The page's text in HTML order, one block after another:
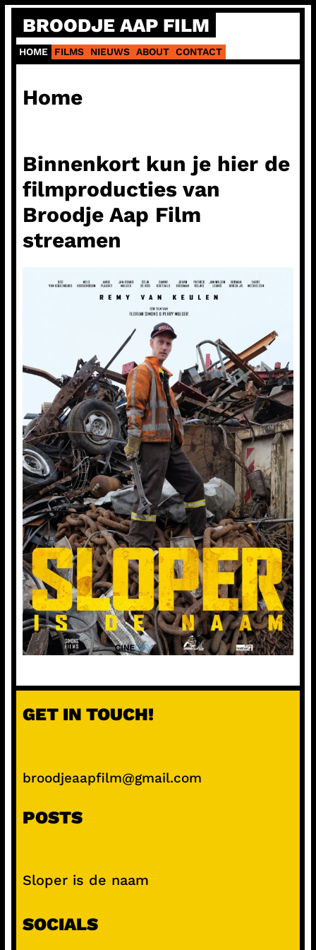
naar
de
inhoud
BROODJE AAP FILM
HOME FILMS NIEUWS ABOUT CONTACT
Home
Binnenkort kun je hier de
filmproducties van
Broodje Aap Film
streamen
GET IN TOUCH!
broodjeaapfilm@gmail.com
POSTS
Sloper is de naam
SOCIALS